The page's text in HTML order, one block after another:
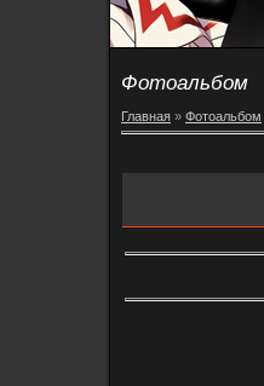
Фотоальбом
Главная » Фотоальбом